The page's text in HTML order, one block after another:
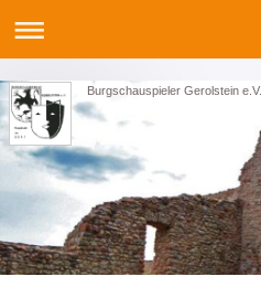
Burgschauspieler Gerolstein e.V.